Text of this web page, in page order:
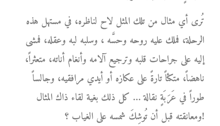
تُرى أي مثال من تلك المثل لاح لناظره، في مستهل هذه
الرحلة، فملك عليه روحه وحسَّه ، وسلبه لبه وعقله، فمشى
إليه على جراحات قلبه وترجيع آلامه وأنغام أناته، متعثراً،
ناهضاً، متكئاً تارةً على عكازه أو أيدي مرافقيه، وجالساً
طوراً في عَرَبَةٍ نقالة … كل ذلك بغية لقاء ذاك المثال
ومعانقته قبل أن تُوشِكَ شمسه على الغياب ؟!